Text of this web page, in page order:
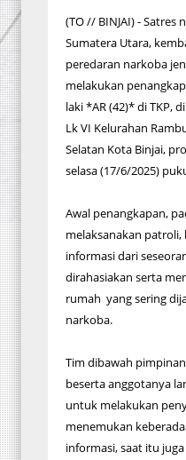
(TO // BINJAI) - Satres
Sumatera Utara,
peredaran narkoba
melakukan
laki *AR (42)* di TKP,
Lk VI Kelurahan
Selatan Kota Binjai,
selasa (17/6/2025)
Awal penangkapan,
melaksanakan
informasi dari
dirahasiakan serta
rumah yang sering
narkoba.
Tim dibawah
beserta anggotanya
untuk melakukan
menemukan
informasi, saat itu